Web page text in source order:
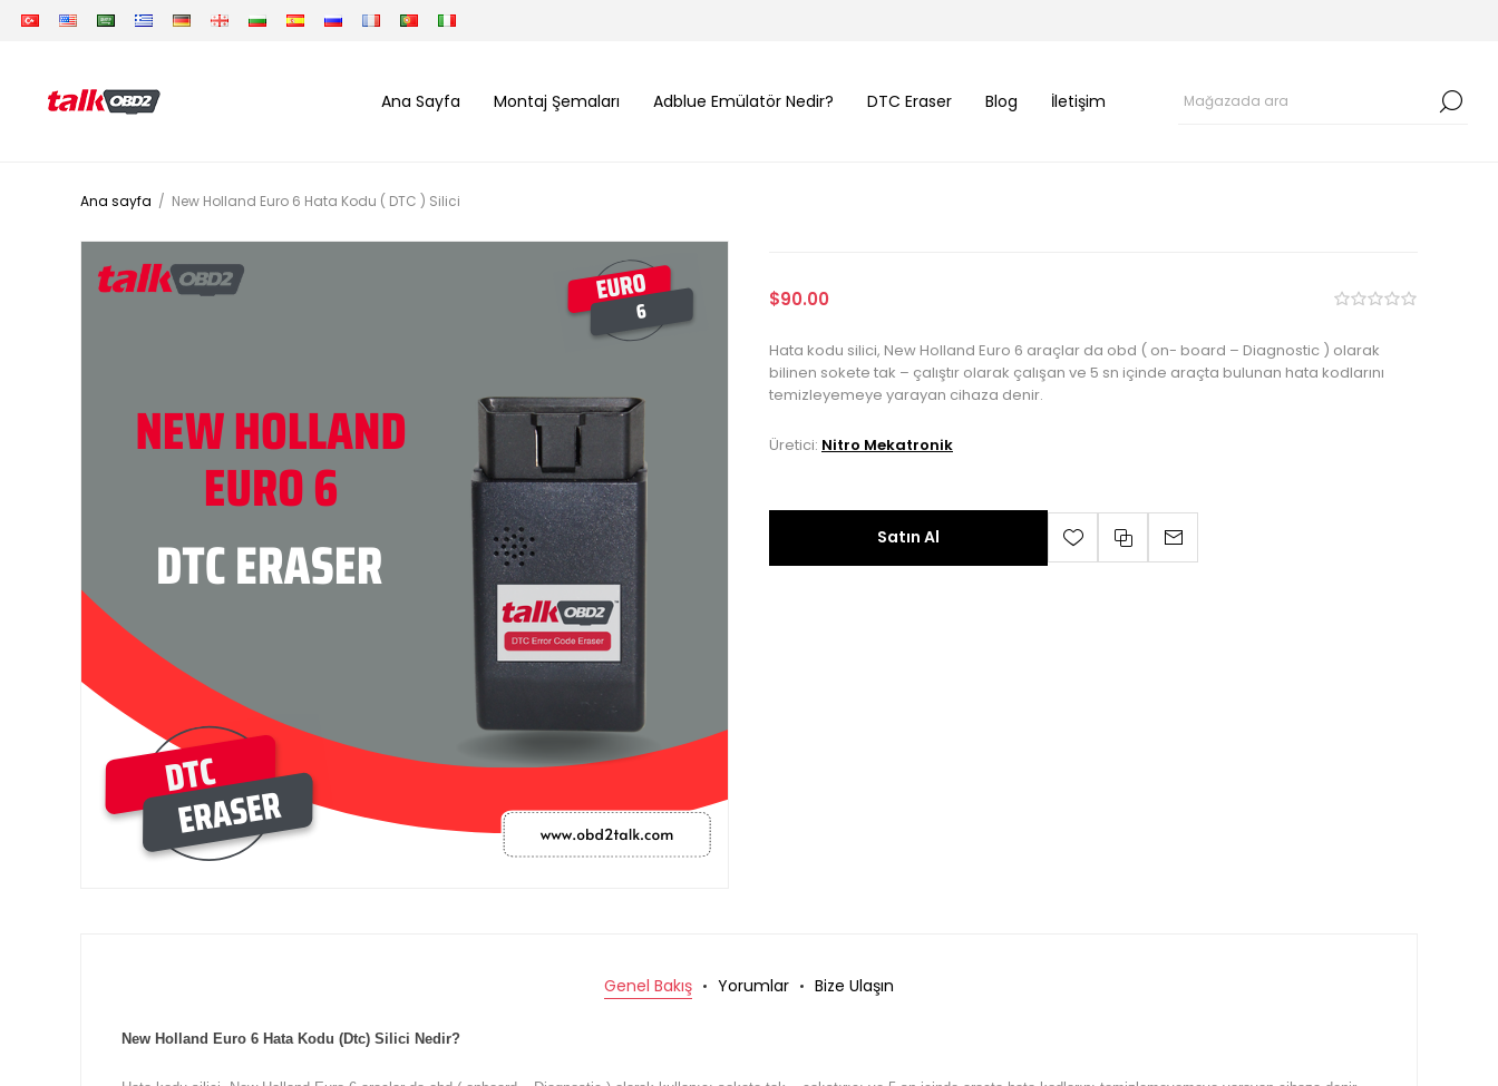
Ana Sayfa Montaj Şemaları Adblue Emülatör Nedir? DTC Eraser Blog İletişim
Ana sayfa / New Holland Euro 6 Hata Kodu ( DTC ) Silici
$90.00
Hata kodu silici, New Holland Euro 6 araçlar da obd ( on- board – Diagnostic ) olarak
bilinen sokete tak – çalıştır olarak çalışan ve 5 sn içinde araçta bulunan hata kodlarını
temizleyemeye yarayan cihaza denir.
Üretici: Nitro Mekatronik
Satın Al
Genel Bakış Yorumlar Bize Ulaşın
New Holland Euro 6 Hata Kodu (Dtc) Silici Nedir?